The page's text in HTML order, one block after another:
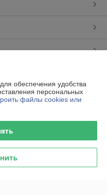
обеспечения удобства
персональных
файлы cookies или